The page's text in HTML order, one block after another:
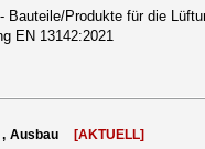
- Bauteile/Produkte für die
EN 13142:2021
Ausbau [AKTUELL]